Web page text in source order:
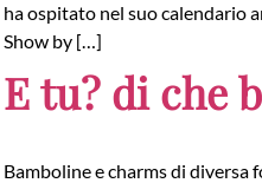
ha ospitato nel suo calendario
Show by […]
E tu? di che
Bamboline e charms di diversa